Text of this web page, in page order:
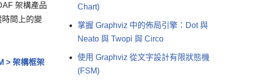
架構產品
間上的變
> 架構框架
Chart)
掌握 Graphviz 中的佈局引擎：Dot 與
Neato 與 Twopi 與 Circo
使用 Graphviz 從文字設計有限狀態機
(FSM)